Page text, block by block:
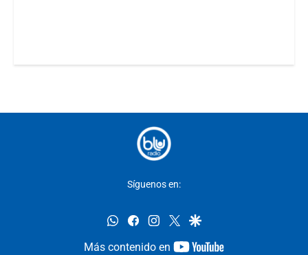
Síguenos en:
whatsappfacebookinstagram
twittergoogle
Más contenido en
youtube-